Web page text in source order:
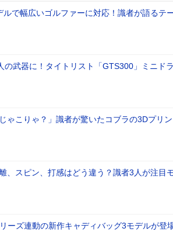
ルで幅広いゴルファーに対応！識者が語るテ
の武器に！タイトリスト「GTS300」ミニドラ
ゃこりゃ？」識者が驚いたコブラの3Dプリン
、スピン、打感はどう違う？識者3人が注目
ーズ連動の新作キャディバッグ3モデルが登